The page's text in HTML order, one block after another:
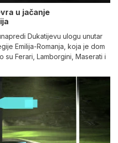
u jačanje
Dukatijevu ulogu unutar
Emilija-Romanja, koja je dom
su Ferari, Lamborgini, Maserati i